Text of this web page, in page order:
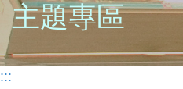
主題專區
:::